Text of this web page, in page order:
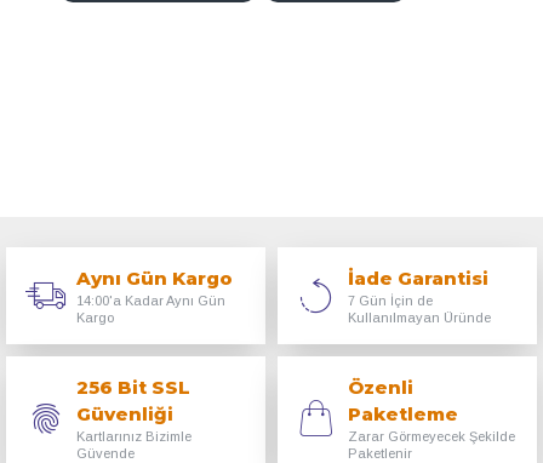
Aynı Gün Kargo
14:00'a Kadar Aynı Gün
Kargo
İade Garantisi
7 Gün İçin de
Kullanılmayan Üründe
256 Bit SSL
Güvenliği
Kartlarınız Bizimle
Güvende
Özenli
Paketleme
Zarar Görmeyecek Şekilde
Paketlenir